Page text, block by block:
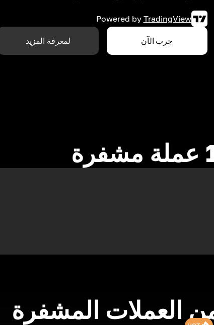
Powered by TradingView
جرب الآن لمعرفة المزيد
العملات المشفرة